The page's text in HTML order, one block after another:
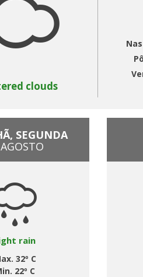
clouds
SEGUNDA
rain
32º C
22º C